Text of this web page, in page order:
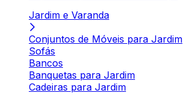
Jardim e Varanda
Conjuntos de Móveis para Jardim
Sofás
Bancos
Banquetas para Jardim
Cadeiras para Jardim